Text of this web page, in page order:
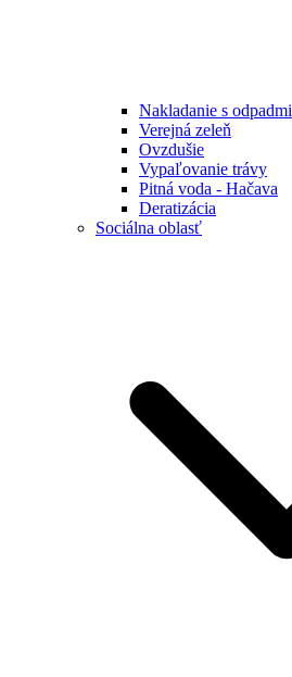
Nakladanie s odpadmi
Verejná zeleň
Ovzdušie
Vypaľovanie trávy
Pitná voda - Hačava
Deratizácia
Sociálna oblasť